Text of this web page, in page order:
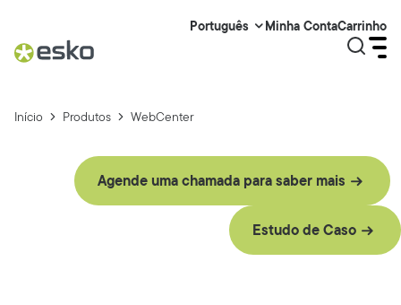
Português Minha ContaCarrinho
Início Produtos WebCenter
Agende uma chamada para saber mais
Estudo de Caso